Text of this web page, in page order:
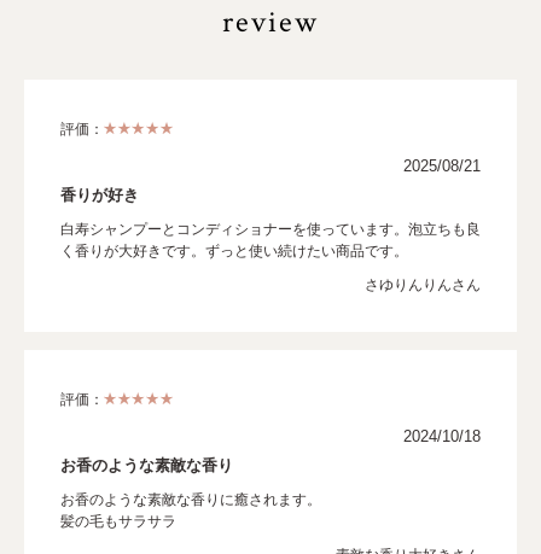
review
評価：
2025/08/21
香りが好き
白寿シャンプーとコンディショナーを使っています。泡立ちも良
く香りが大好きです。ずっと使い続けたい商品です。
さゆりんりんさん
評価：
2024/10/18
お香のような素敵な香り
お香のような素敵な香りに癒されます。
髪の毛もサラサラ